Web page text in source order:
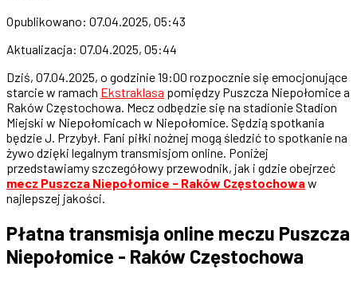
Opublikowano: 07.04.2025, 05:43
Aktualizacja: 07.04.2025, 05:44
Dziś, 07.04.2025, o godzinie 19:00 rozpocznie się emocjonujące
starcie w ramach Ekstraklasa pomiędzy Puszcza Niepołomice a
Raków Częstochowa. Mecz odbędzie się na stadionie Stadion
Miejski w Niepołomicach w Niepołomice. Sędzią spotkania
będzie J. Przybył. Fani piłki nożnej mogą śledzić to spotkanie na
żywo dzięki legalnym transmisjom online. Poniżej
przedstawiamy szczegółowy przewodnik, jak i gdzie obejrzeć
mecz Puszcza Niepołomice - Raków Częstochowaw
najlepszej jakości.
Płatna transmisja online meczu Puszcza
Niepołomice - Raków Częstochowa